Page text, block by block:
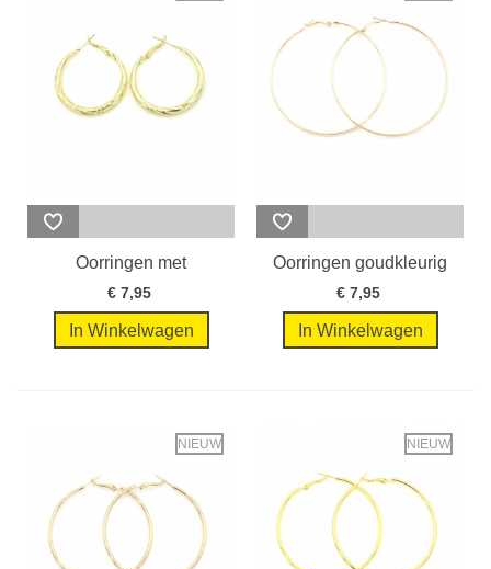
Oorringen met
goudkleurige...
€ 7,95
In Winkelwagen
Oorringen goudkleurig
met grote...
€ 7,95
In Winkelwagen
NIEUW NIEUW